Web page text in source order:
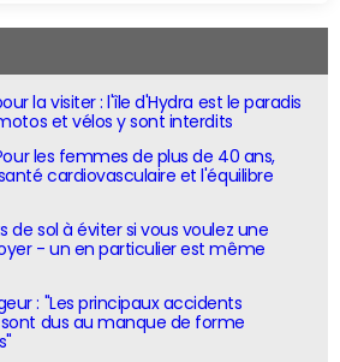
la visiter : l'île d'Hydra est le paradis
et vélos y sont interdits
les femmes de plus de 40 ans,
cardiovasculaire et l'équilibre
de sol à éviter si vous voulez une
- un en particulier est même
: "Les principaux accidents
dus au manque de forme